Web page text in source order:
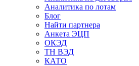
Аналитика по лотам
Блог
Найти партнера
Анкета ЭЦП
ОКЭД
ТН ВЭД
КАТО